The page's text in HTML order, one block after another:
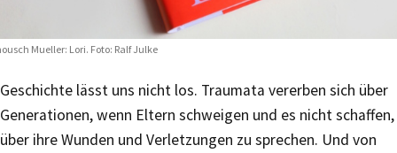
Mueller: Lori. Foto: Ralf Julke
Geschichte lässt uns nicht los. Traumata vererben sich über
Generationen, wenn Eltern schweigen und es nicht schaffen,
über ihre Wunden und Verletzungen zu sprechen. Und von